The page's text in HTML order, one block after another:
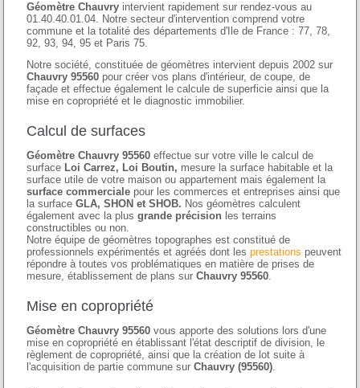
Géomètre Chauvry intervient rapidement sur rendez-vous au
01.40.40.01.04. Notre secteur d'intervention comprend votre
commune et la totalité des départements d'Ile de France : 77, 78,
92, 93, 94, 95 et Paris 75.
Notre société, constituée de géomètres intervient depuis 2002 sur
Chauvry 95560 pour créer vos plans d'intérieur, de coupe, de
façade et effectue également le calcule de superficie ainsi que la
mise en copropriété et le diagnostic immobilier.
Calcul de surfaces
Géomètre Chauvry 95560 effectue sur votre ville le calcul de
surface Loi Carrez, Loi Boutin, mesure la surface habitable et la
surface utile de votre maison ou appartement mais également la
surface commerciale pour les commerces et entreprises ainsi que
la surfaceGLA, SHON et SHOB. Nos géomètres calculent
également avec la plusgrande précision les terrains
constructibles ou non.
Notre équipe de géomètres topographes est constitué de
professionnels expérimentés et agréés dont lesprestations peuvent
répondre à toutes vos problématiques en matière de prises de
mesure, établissement de plans surChauvry 95560.
Mise en copropriété
Géomètre Chauvry 95560 vous apporte des solutions lors d'une
mise en copropriété en établissant l'état descriptif de division, le
règlement de copropriété, ainsi que la création de lot suite à
l'acquisition de partie commune surChauvry (95560).